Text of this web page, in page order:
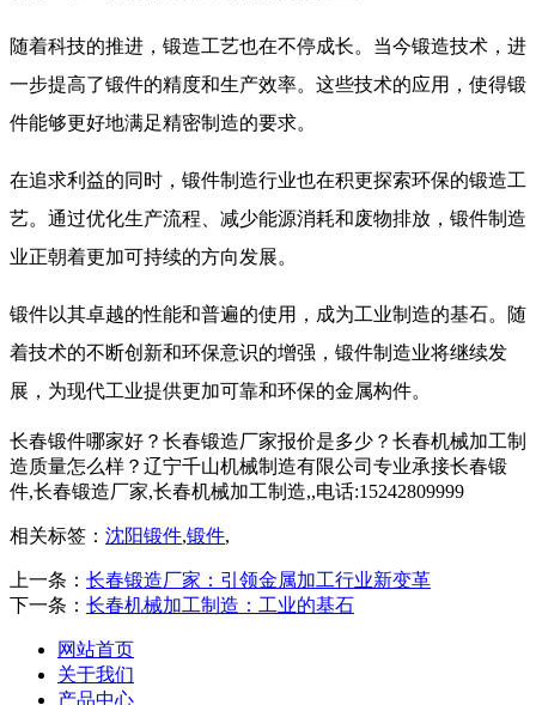
随着科技的推进，锻造工艺也在不停成长。当今锻造技术，进
一步提高了锻件的精度和生产效率。这些技术的应用，使得锻
件能够更好地满足精密制造的要求。
在追求利益的同时，锻件制造行业也在积更探索环保的锻造工
艺。通过优化生产流程、减少能源消耗和废物排放，锻件制造
业正朝着更加可持续的方向发展。
锻件以其卓越的性能和普遍的使用，成为工业制造的基石。随
着技术的不断创新和环保意识的增强，锻件制造业将继续发
展，为现代工业提供更加可靠和环保的金属构件。
长春锻件哪家好？长春锻造厂家报价是多少？长春机械加工制
造质量怎么样？辽宁千山机械制造有限公司专业承接长春锻
件,长春锻造厂家,长春机械加工制造,,电话:15242809999
相关标签： 沈阳锻件,锻件,
上一条： 长春锻造厂家：引领金属加工行业新变革
下一条： 长春机械加工制造：工业的基石
网站首页
关于我们
产品中心